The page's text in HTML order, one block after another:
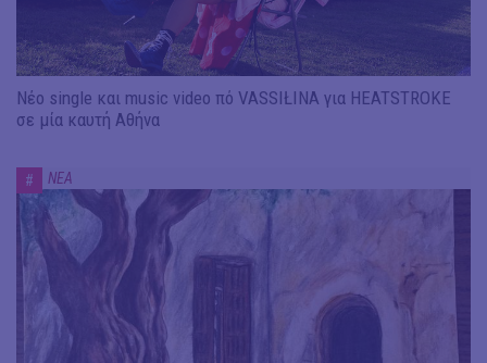
Νέο single και music video πό VASSIŁINA για HEATSTROKE
σε μία καυτή Αθήνα
# ΝΕΑ